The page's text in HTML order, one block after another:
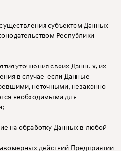
субъектом Данных
Республики
уточнения своих Данных, их
в случае, если Данные
неточными, незаконно
необходимыми для
на обработку Данных в любой
действий Предприятии